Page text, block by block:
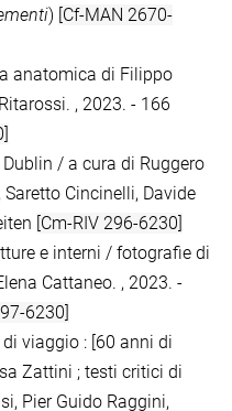
) [Cf-MAN 2670-
anatomica di Filippo
, 2023. - 166
Dublin / a cura di Ruggero
Cincinelli, Davide
[Cm-RIV 296-6230]
e interni / fotografie di
Cattaneo. , 2023. -
6230]
viaggio : [60 anni di
Zattini ; testi critici di
Pier Guido Raggini,